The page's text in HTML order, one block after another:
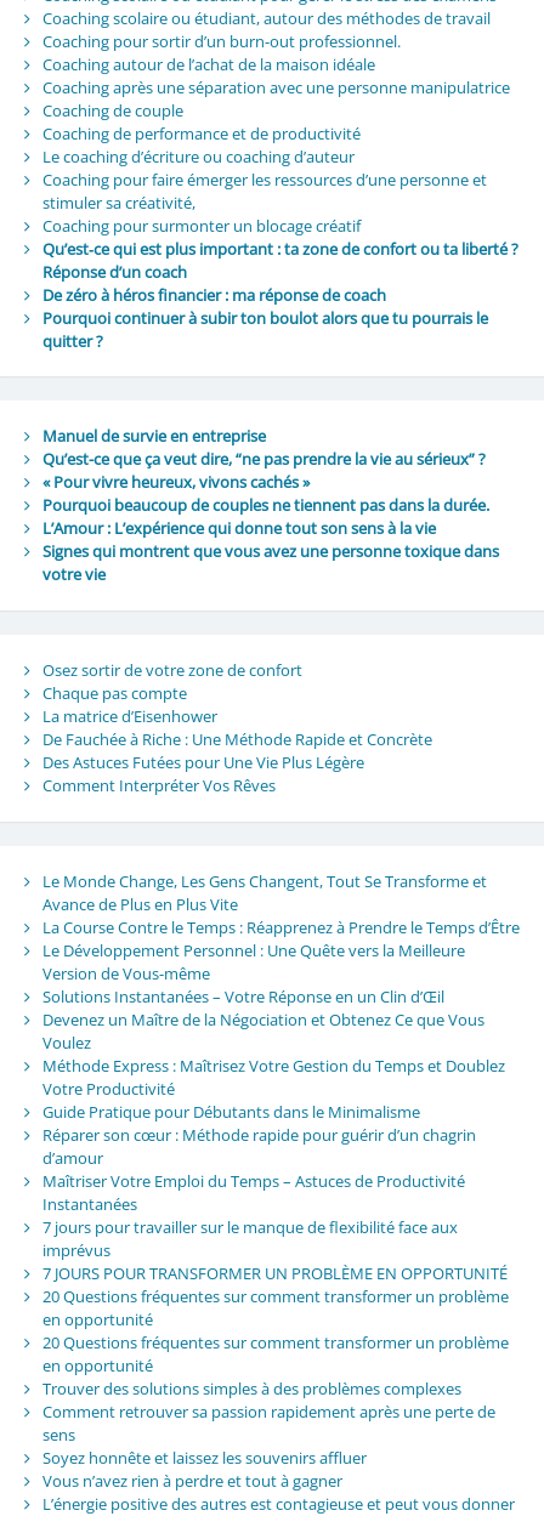
Coaching scolaire ou étudiant, autour des méthodes de travail
Coaching pour sortir d’un burn-out professionnel.
Coaching autour de l’achat de la maison idéale
Coaching après une séparation avec une personne manipulatrice
Coaching de couple
Coaching de performance et de productivité
Le coaching d’écriture ou coaching d’auteur
Coaching pour faire émerger les ressources d’une personne et
stimuler sa créativité,
Coaching pour surmonter un blocage créatif
Qu’est‑ce qui est plus important : ta zone de confort ou ta liberté ?
Réponse d’un coach
De zéro à héros financier : ma réponse de coach
Pourquoi continuer à subir ton boulot alors que tu pourrais le
quitter ?
Manuel de survie en entreprise
Qu’est-ce que ça veut dire, “ne pas prendre la vie au sérieux” ?
« Pour vivre heureux, vivons cachés »
Pourquoi beaucoup de couples ne tiennent pas dans la durée.
L’Amour : L’expérience qui donne tout son sens à la vie
Signes qui montrent que vous avez une personne toxique dans
votre vie
Osez sortir de votre zone de confort
Chaque pas compte
La matrice d’Eisenhower
De Fauchée à Riche : Une Méthode Rapide et Concrète
Des Astuces Futées pour Une Vie Plus Légère
Comment Interpréter Vos Rêves
Le Monde Change, Les Gens Changent, Tout Se Transforme et
Avance de Plus en Plus Vite
La Course Contre le Temps : Réapprenez à Prendre le Temps d’Être
Le Développement Personnel : Une Quête vers la Meilleure
Version de Vous-même
Solutions Instantanées – Votre Réponse en un Clin d’Œil
Devenez un Maître de la Négociation et Obtenez Ce que Vous
Voulez
Méthode Express : Maîtrisez Votre Gestion du Temps et Doublez
Votre Productivité
Guide Pratique pour Débutants dans le Minimalisme
Réparer son cœur : Méthode rapide pour guérir d’un chagrin
d’amour
Maîtriser Votre Emploi du Temps – Astuces de Productivité
Instantanées
7 jours pour travailler sur le manque de flexibilité face aux
imprévus
7 JOURS POUR TRANSFORMER UN PROBLÈME EN OPPORTUNITÉ
20 Questions fréquentes sur comment transformer un problème
en opportunité
20 Questions fréquentes sur comment transformer un problème
en opportunité
Trouver des solutions simples à des problèmes complexes
Comment retrouver sa passion rapidement après une perte de
sens
Soyez honnête et laissez les souvenirs affluer
Vous n’avez rien à perdre et tout à gagner
L’énergie positive des autres est contagieuse et peut vous donner